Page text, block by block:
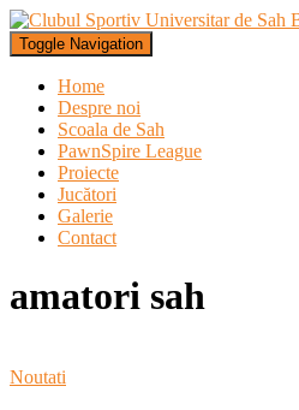
Toggle Navigation
Home
Despre noi
Scoala de Sah
PawnSpire League
Proiecte
Jucători
Galerie
Contact
amatori sah
Noutati